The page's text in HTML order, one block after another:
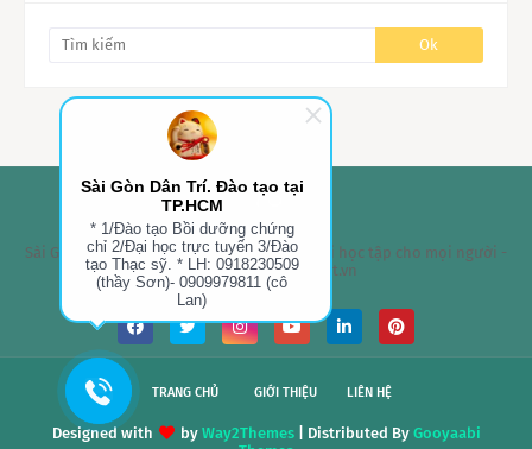
Sài Gòn Dân Trí - Đào Tạo Tại TPHCM- Cơ hội học tập cho mọi người -
Website: tuyensinh.net.vn
TRANG CHỦ GIỚI THIỆU LIÊN HỆ
Designed with by Way2Themes| Distributed By Gooyaabi
Sài Gòn Dân Trí. Đào tạo tại
TP.HCM
* 1/Đào tạo Bồi dưỡng chứng
chỉ 2/Đại học trực tuyến 3/Đào
tạo Thạc sỹ. * LH: 0918230509
(thầy Sơn)- 0909979811 (cô
Lan)